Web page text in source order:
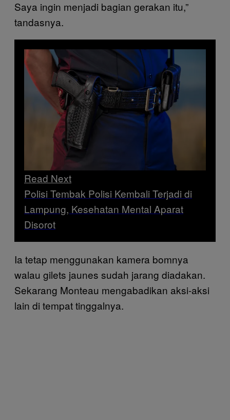
Saya ingin menjadi bagian gerakan itu,”
tandasnya.
Read Next
Polisi Tembak Polisi Kembali Terjadi di
Lampung, Kesehatan Mental Aparat
Disorot
Ia tetap menggunakan kamera bomnya
walau gilets jaunes sudah jarang diadakan.
Sekarang Monteau mengabadikan aksi-aksi
lain di tempat tinggalnya.